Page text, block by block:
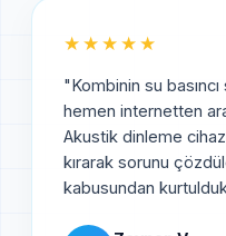
★★★★★
"Kombinin su
hemen internetten
Akustik dinleme
kırarak sorunu
kabusundan